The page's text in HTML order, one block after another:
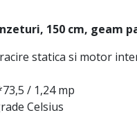
150 cm, geam
statica si motor
/ 1,24 mp
Celsius